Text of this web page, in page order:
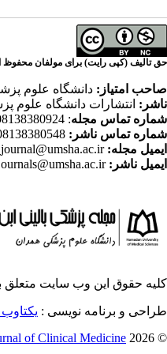
حق تالیف (کپی رایت) برای مولفان
صاحب امتیاز: دانشگاه علوم
ناشر: انتشارات دانشگاه علوم
شماره تماس مجله: 08138380924
شماره تماس ناشر:
ایمیل مجله: s_journal@umsha.ac.ir
ایمیل ناشر: journals@umsha.ac.ir
کلیه حقوق این وب سایت متعلق
طراحی و برنامه نویسی :
© 2026 CC BY-NC 4.0 |
of Clinical Medicine